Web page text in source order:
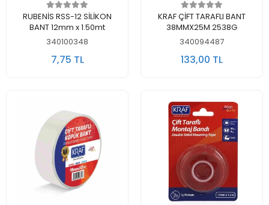
Sepete Ekle
RUBENİS RSS-12 SİLİKON
BANT 12mm x 1.50mt
340100348
7,75 TL
Sepete Ekle
KRAF ÇİFT TARAFLI BANT
38MMX25M 2538G
340094487
133,00 TL